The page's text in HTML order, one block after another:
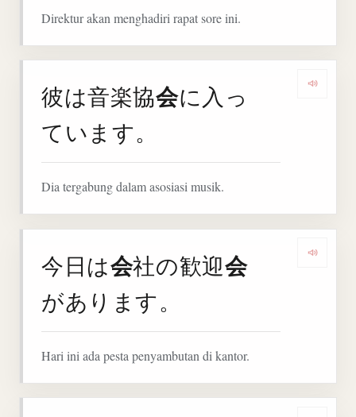
Direktur akan menghadiri rapat sore ini.
彼は音楽協会に入っ
ています。
Dia tergabung dalam asosiasi musik.
今日は会社の歓迎会
があります。
Hari ini ada pesta penyambutan di kantor.